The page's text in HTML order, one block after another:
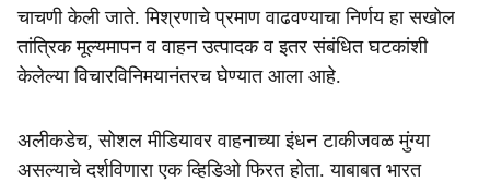
चाचणी केली जाते. मिश्रणाचे प्रमाण वाढवण्याचा निर्णय हा सखोल
तांत्रिक मूल्यमापन व वाहन उत्पादक व इतर संबंधित घटकांशी
केलेल्या विचारविनिमयानंतरच घेण्यात आला आहे.
अलीकडेच, सोशल मीडियावर वाहनाच्या इंधन टाकीजवळ मुंग्या
असल्याचे दर्शविणारा एक व्हिडिओ फिरत होता. याबाबत भारत